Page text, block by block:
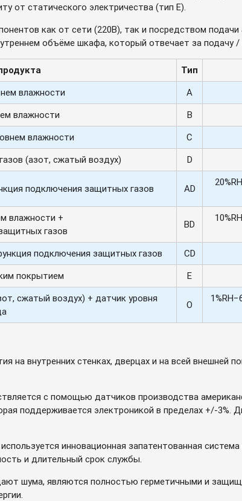
от статического электричества (тип E).
как от сети (220В), так и посредством
объёме шкафа, который отвечает за подачу /
Тип
влажности
A
влажности
B
влажности
C
(азот, сжатый воздух)
D
подключения защитных газов AD
влажности +
газов
BD
подключения защитных газов
CD
покрытием
E
сжатый воздух) + датчик уровня
O
на внутренних стенках, дверцах и на всей внешней
с помощью датчиков производства
поддерживается электроникой в пределах +/-3%.
инновационная запатентованная
и длительный срок службы.
шума, являются полностью герметичными и